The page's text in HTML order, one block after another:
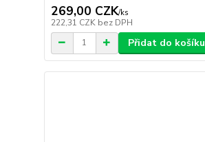
269,00 CZK/ks
222,31 CZK bez DPH
Přidat do košíku